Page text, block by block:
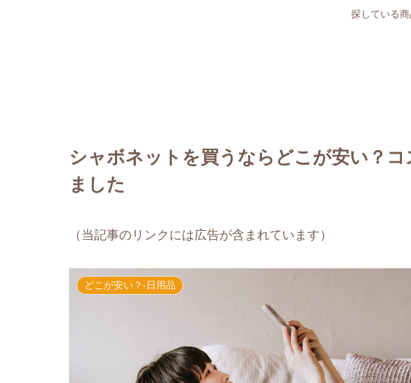
探している
シャボネットを買うならどこが安い？コ
ました
（当記事のリンクには広告が含まれています）
どこが安い？-日用品